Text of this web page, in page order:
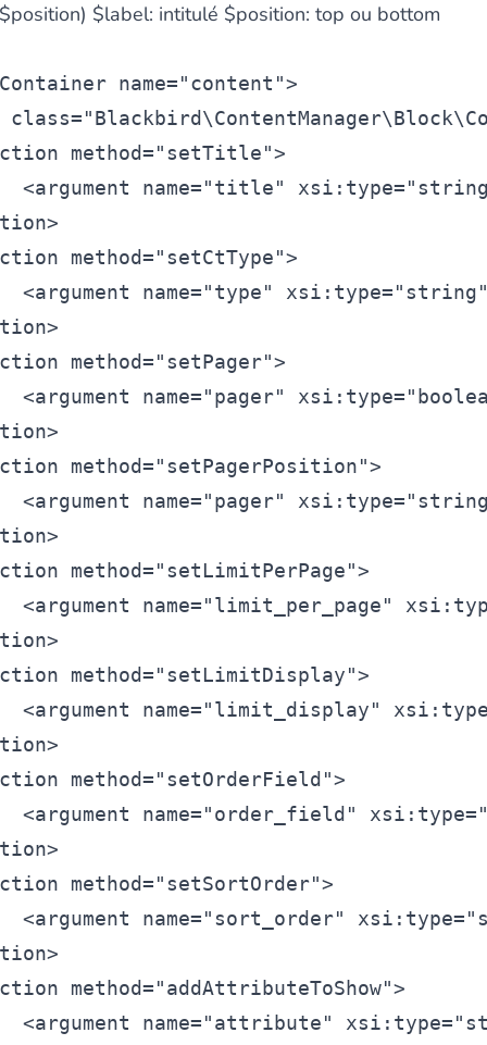
$label: intitulé $position: top ou bottom
name="content">
class=
method="setTitle">
<argument name="title" xsi:type=
method="setCtType">
<argument name="type" xsi:type=
method="setPager">
<argument name="pager" xsi:type=
method="setPagerPosition">
<argument name="pager" xsi:type=
method="setLimitPerPage">
<argument name="limit_per_page"
method="setLimitDisplay">
<argument name="limit_display"
method="setOrderField">
<argument name="order_field" xsi:type=
method="setSortOrder">
<argument name="sort_order" xsi:type=
method="addAttributeToShow">
<argument name="attribute" xsi:type=